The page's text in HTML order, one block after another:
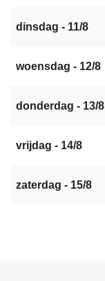
dinsdag - 11/8
woensdag - 12/8
donderdag - 13/8
vrijdag - 14/8
zaterdag - 15/8